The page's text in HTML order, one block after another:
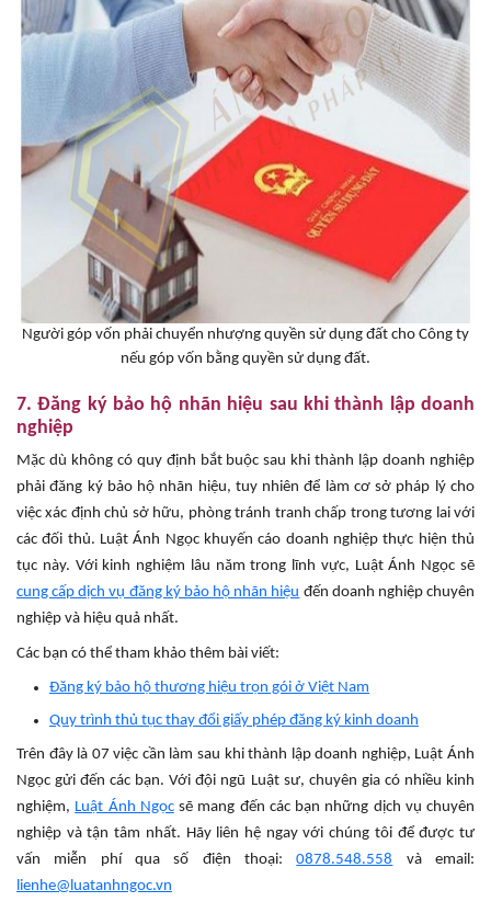
Người góp vốn phải chuyển nhượng quyền sử dụng đất cho Công ty
nếu góp vốn bằng quyền sử dụng đất.
7. Đăng ký bảo hộ nhãn hiệu sau khi thành lập doanh
nghiệp
Mặc dù không có quy định bắt buộc sau khi thành lập doanh nghiệp
phải đăng ký bảo hộ nhãn hiệu, tuy nhiên để làm cơ sở pháp lý cho
việc xác định chủ sở hữu, phòng tránh tranh chấp trong tương lai với
các đối thủ. Luật Ánh Ngọc khuyến cáo doanh nghiệp thực hiện thủ
tục này. Với kinh nghiệm lâu năm trong lĩnh vực, Luật Ánh Ngọc sẽ
cung cấp dịch vụ đăng ký bảo hộ nhãn hiệu đến doanh nghiệp chuyên
nghiệp và hiệu quả nhất.
Các bạn có thể tham khảo thêm bài viết:
Đăng ký bảo hộ thương hiệu trọn gói ở Việt Nam
Quy trình thủ tục thay đổi giấy phép đăng ký kinh doanh
Trên đây là 07 việc cần làm sau khi thành lập doanh nghiệp, Luật Ánh
Ngọc gửi đến các bạn. Với đội ngũ Luật sư, chuyên gia có nhiều kinh
nghiệm, Luật Ánh Ngọcsẽ mang đến các bạn những dịch vụ chuyên
nghiệp và tận tâm nhất. Hãy liên hệ ngay với chúng tôi để được tư
vấn miễn phí qua số điện thoại:0878.548.558 và email:
lienhe@luatanhngoc.vn